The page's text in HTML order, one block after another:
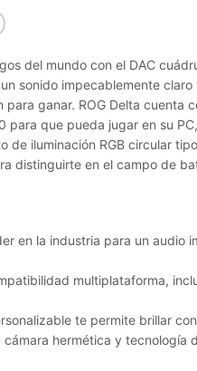
del mundo con el DAC
sonido impecablemente
ganar. ROG Delta cuenta
para que pueda jugar en su
de iluminación RGB circular
distinguirte en el campo de
en la industria para un audio
multiplataforma,
te permite brillar
cámara hermética y tecnología